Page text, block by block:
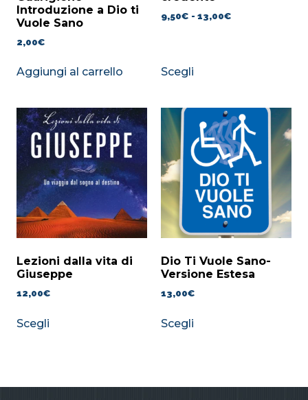
Introduzione a Dio ti
Vuole Sano
2,00€
Aggiungi al carrello
9,50€ - 13,00€
Scegli
Lezioni dalla vita di
Giuseppe
12,00€
Scegli
Dio Ti Vuole Sano-
Versione Estesa
13,00€
Scegli